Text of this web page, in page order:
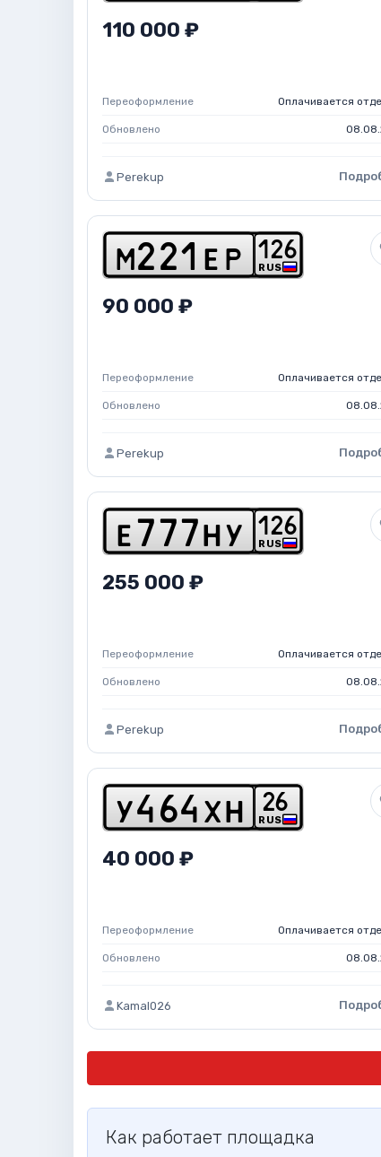
110 000 ₽
Переоформление Оплачивается
Обновлено
Perekup
m 2 2 1 e p RUS
1 26
90 000 ₽
Переоформление Оплачивается
Обновлено
Perekup
e 7 7 7 h y RUS
1 26
255 000 ₽
Переоформление Оплачивается
Обновлено
Perekup
y 4 64 x h RUS
26
40 000 ₽
Переоформление Оплачивается
Обновлено
Kamal026
Как работает площадка